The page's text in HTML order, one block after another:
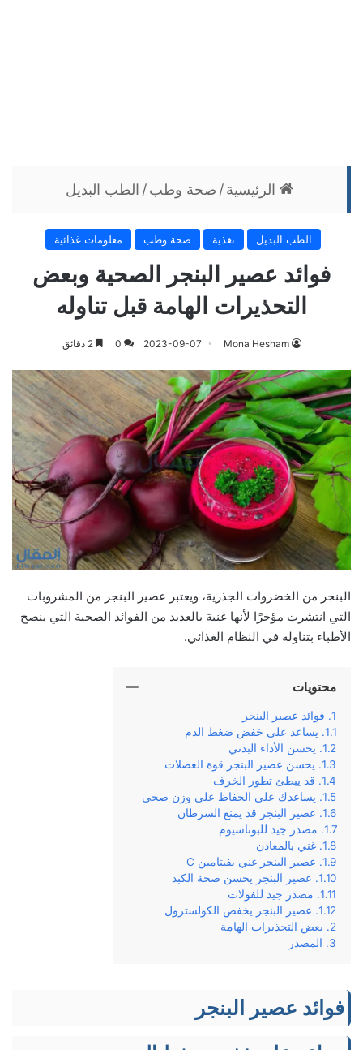
الرئيسية/ صحة وطب/ الطب البديل
الطب البديل تغذية صحة وطب معلومات غذائية
فوائد عصير البنجر الصحية وبعض
التحذيرات الهامة قبل تناوله
Mona Hesham
2023-09-07
0 2 دقائق
البنجر من الخضروات الجذرية، ويعتبر عصير البنجر من المشروبات
التي انتشرت مؤخرًا لأنها غنية بالعديد من الفوائد الصحية التي ينصح
الأطباء بتناوله في النظام الغذائي.
محتويات
فوائد عصير البنجر
يساعد على خفض ضغط الدم
يحسن الأداء البدني
يحسن عصير البنجر قوة العضلات
قد يبطئ تطور الخرف
يساعدك على الحفاظ على وزن صحي
عصير البنجر قد يمنع السرطان
مصدر جيد للبوتاسيوم
غني بالمعادن
عصير البنجر غني بفيتامين C
عصير البنجر يحسن صحة الكبد
مصدر جيد للفولات
عصير البنجر يخفض الكولسترول
بعض التحذيرات الهامة
المصدر
فوائد عصير البنجر